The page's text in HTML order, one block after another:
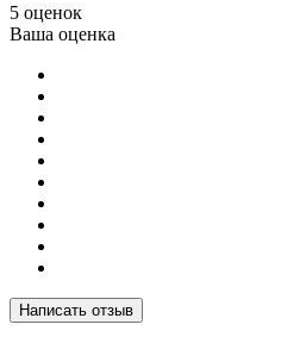
5 оценок
Ваша оценка
Написать отзыв